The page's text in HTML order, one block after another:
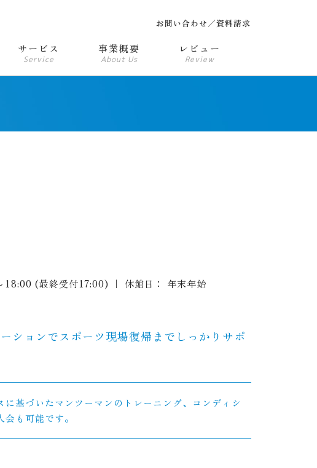
お問い合わせ／資料請求
サービス
Service
事業概要
About Us
レビュー
Review
(最終受付17:00) ｜ 休館日： 年末年始
ションでスポーツ現場復帰までしっかりサポ
基づいたマンツーマンのトレーニング、コンディシ
も可能です。